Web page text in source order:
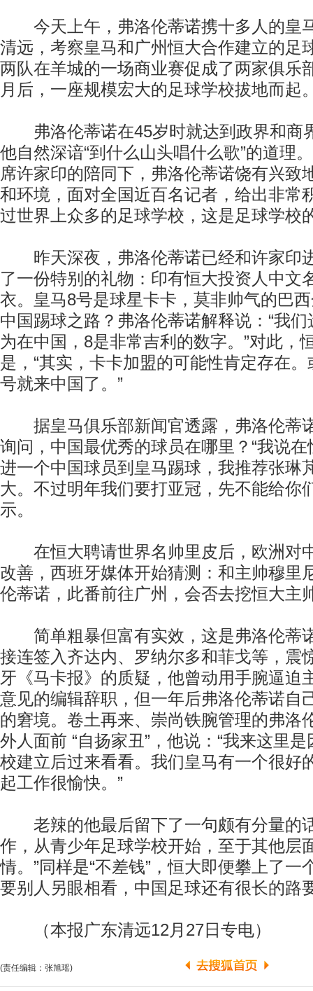
今天上午，弗洛伦蒂诺携十多人的皇
清远，考察皇马和广州恒大合作建立的足
两队在羊城的一场商业赛促成了两家俱乐
月后，一座规模宏大的足球学校拔地而起
弗洛伦蒂诺在45岁时就达到政界和商
他自然深谙“到什么山头唱什么歌”的道理
席许家印的陪同下，弗洛伦蒂诺饶有兴致
和环境，面对全国近百名记者，给出非常
过世界上众多的足球学校，这是足球学校
昨天深夜，弗洛伦蒂诺已经和许家印
了一份特别的礼物：印有恒大投资人中文
衣。皇马8号是球星卡卡，莫非帅气的巴
中国踢球之路？弗洛伦蒂诺解释说：“我
为在中国，8是非常吉利的数字。”对此，
是，“其实，卡卡加盟的可能性肯定存在
号就来中国了。”
据皇马俱乐部新闻官透露，弗洛伦蒂
询问，中国最优秀的球员在哪里？“我说
进一个中国球员到皇马踢球，我推荐张琳
大。不过明年我们要打亚冠，先不能给你
示。
在恒大聘请世界名帅里皮后，欧洲对
改善，西班牙媒体开始猜测：和主帅穆里
伦蒂诺，此番前往广州，会否去挖恒大主
简单粗暴但富有实效，这是弗洛伦蒂
接连签入齐达内、罗纳尔多和菲戈等，震
牙《马卡报》的质疑，他曾动用手腕逼迫
意见的编辑辞职，但一年后弗洛伦蒂诺自
的窘境。卷土再来、崇尚铁腕管理的弗洛
外人面前 “自扬家丑”，他说：“我来这里
校建立后过来看看。我们皇马有一个很好
起工作很愉快。”
老辣的他最后留下了一句颇有分量的
作，从青少年足球学校开始，至于其他层
情。”同样是“不差钱”，恒大即便攀上了一
要别人另眼相看，中国足球还有很长的路
（本报广东清远12月27日专电）
(责任编辑：张旭瑶)